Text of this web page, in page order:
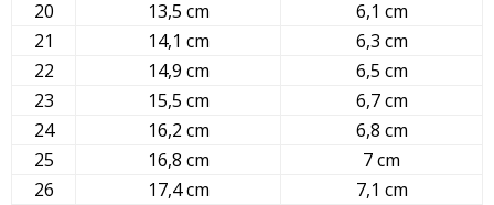
20 13,5 cm
6,1 cm
21
14,1 cm
6,3 cm
22
14,9 cm
6,5 cm
23
15,5 cm
6,7 cm
24
16,2 cm
6,8 cm
25
16,8 cm
7 cm
26
17,4 cm
7,1 cm